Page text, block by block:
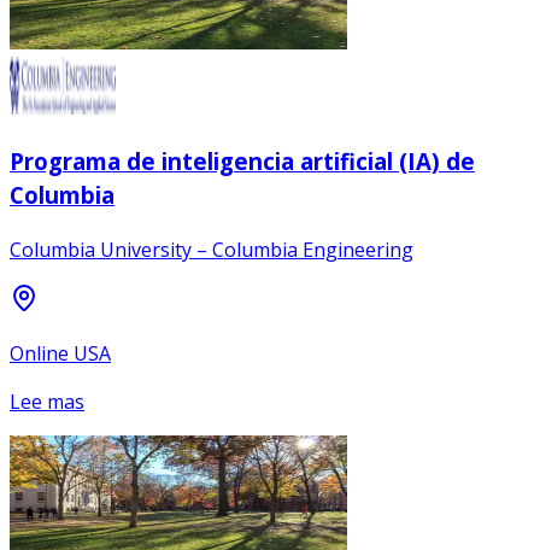
Programa de inteligencia artificial (IA) de
Columbia
Columbia University – Columbia Engineering
Online USA
Lee mas